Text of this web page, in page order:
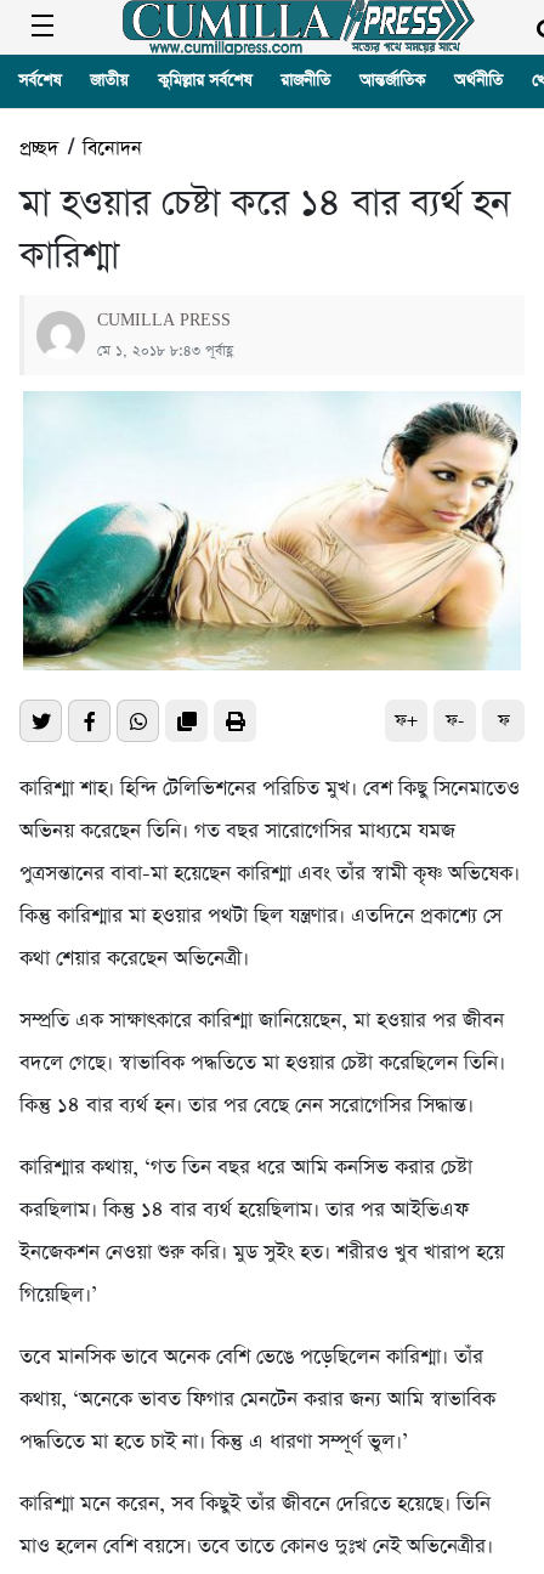
সর্বশেষ জাতীয় কুমিল্লার সর্বশেষ রাজনীতি আন্তর্জাতিক অর্থনীতি
প্রচ্ছদ/বিনোদন
মা হওয়ার চেষ্টা করে ১৪ বার ব্যর্থ হন
কারিশ্মা
CUMILLA PRESS
মে ১, ২০১৮ ৮:৪৩ পূর্বাহ্ণ
ফ+ ফ- ফ
কারিশ্মা শাহ। হিন্দি টেলিভিশনের পরিচিত মুখ। বেশ কিছু সিনেমাতেও
অভিনয় করেছেন তিনি। গত বছর সারোগেসির মাধ্যমে যমজ
পুত্রসন্তানের বাবা-মা হয়েছেন কারিশ্মা এবং তাঁর স্বামী কৃষ্ণ অভিষেক।
কিন্তু কারিশ্মার মা হওয়ার পথটা ছিল যন্ত্রণার। এতদিনে প্রকাশ্যে সে
কথা শেয়ার করেছেন অভিনেত্রী।
সম্প্রতি এক সাক্ষাৎকারে কারিশ্মা জানিয়েছেন, মা হওয়ার পর জীবন
বদলে গেছে। স্বাভাবিক পদ্ধতিতে মা হওয়ার চেষ্টা করেছিলেন তিনি।
কিন্তু ১৪ বার ব্যর্থ হন। তার পর বেছে নেন সরোগেসির সিদ্ধান্ত।
কারিশ্মার কথায়, ‘গত তিন বছর ধরে আমি কনসিভ করার চেষ্টা
করছিলাম। কিন্তু ১৪ বার ব্যর্থ হয়েছিলাম। তার পর আইভিএফ
ইনজেকশন নেওয়া শুরু করি। মুড সুইং হত। শরীরও খুব খারাপ হয়ে
গিয়েছিল।’
তবে মানসিক ভাবে অনেক বেশি ভেঙে পড়েছিলেন কারিশ্মা। তাঁর
কথায়, ‘অনেকে ভাবত ফিগার মেনটেন করার জন্য আমি স্বাভাবিক
পদ্ধতিতে মা হতে চাই না। কিন্তু এ ধারণা সম্পূর্ণ ভুল।’
কারিশ্মা মনে করেন, সব কিছুই তাঁর জীবনে দেরিতে হয়েছে। তিনি
মাও হলেন বেশি বয়সে। তবে তাতে কোনও দুঃখ নেই অভিনেত্রীর।